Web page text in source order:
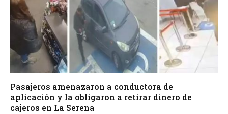
Pasajeros amenazaron a conductora de
aplicación y la obligaron a retirar dinero de
cajeros en La Serena